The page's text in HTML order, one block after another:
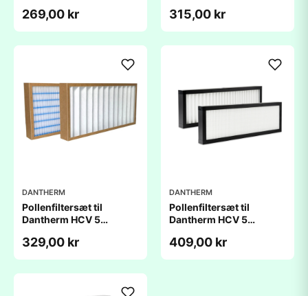
kompatibelt
269,00 kr 315,00 kr
DANTHERM
Pollenfiltersæt til
Dantherm HCV 5
kompatibelt
329,00 kr
DANTHERM
Pollenfiltersæt til
Dantherm HCV 5
kompatibelt
409,00 kr